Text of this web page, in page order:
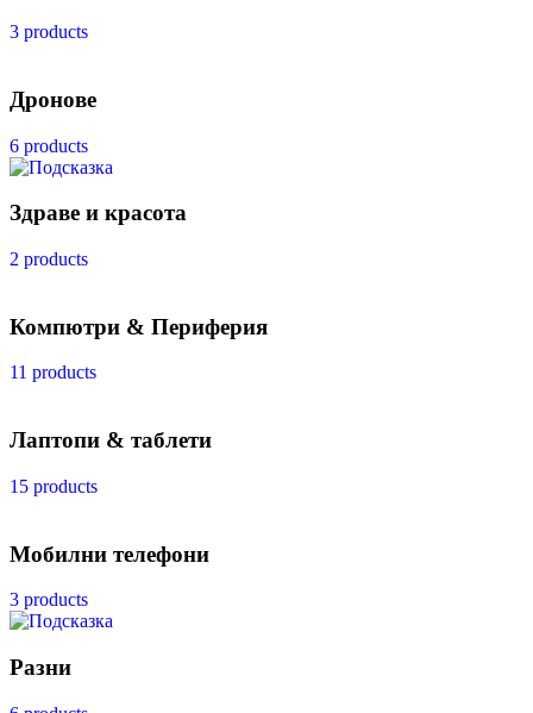
3 products
Дронове
6 products
Здраве и красота
2 products
Компютри & Периферия
11 products
Лаптопи & таблети
15 products
Мобилни телефони
3 products
Разни